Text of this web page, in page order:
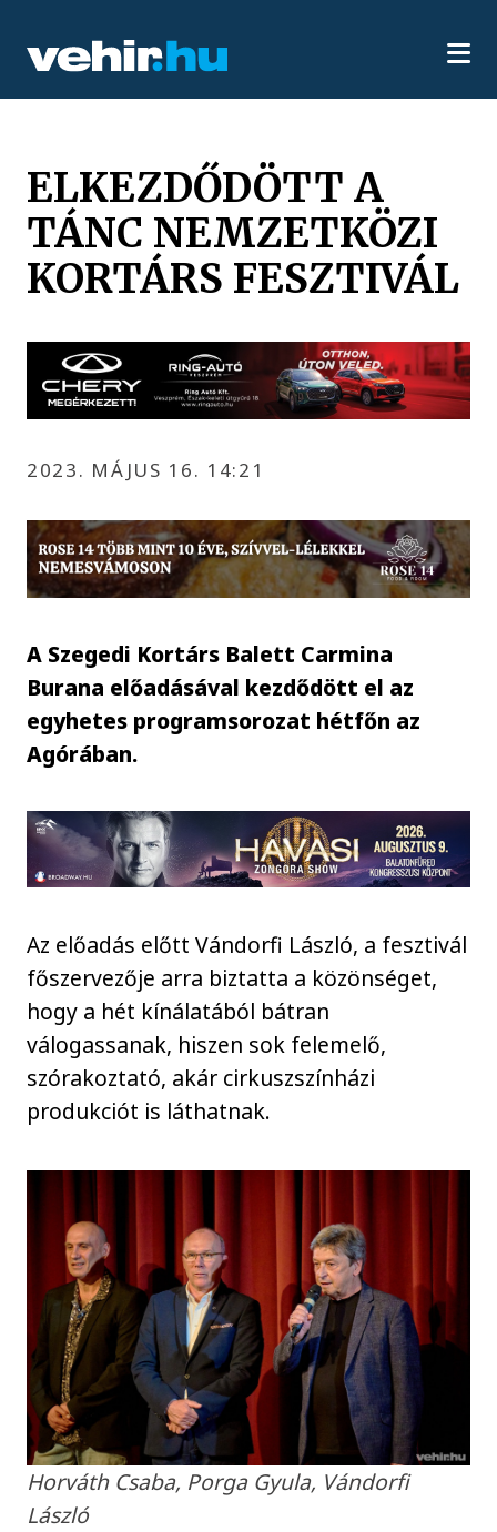
ELKEZDŐDÖTT A
TÁNC NEMZETKÖZI
KORTÁRS FESZTIVÁL
2023. MÁJUS 16. 14:21
A Szegedi Kortárs Balett Carmina
Burana előadásával kezdődött el az
egyhetes programsorozat hétfőn az
Agórában.
Az előadás előtt Vándorfi László, a fesztivál
főszervezője arra biztatta a közönséget,
hogy a hét kínálatából bátran
válogassanak, hiszen sok felemelő,
szórakoztató, akár cirkuszszínházi
produkciót is láthatnak.
Horváth Csaba, Porga Gyula, Vándorfi
László